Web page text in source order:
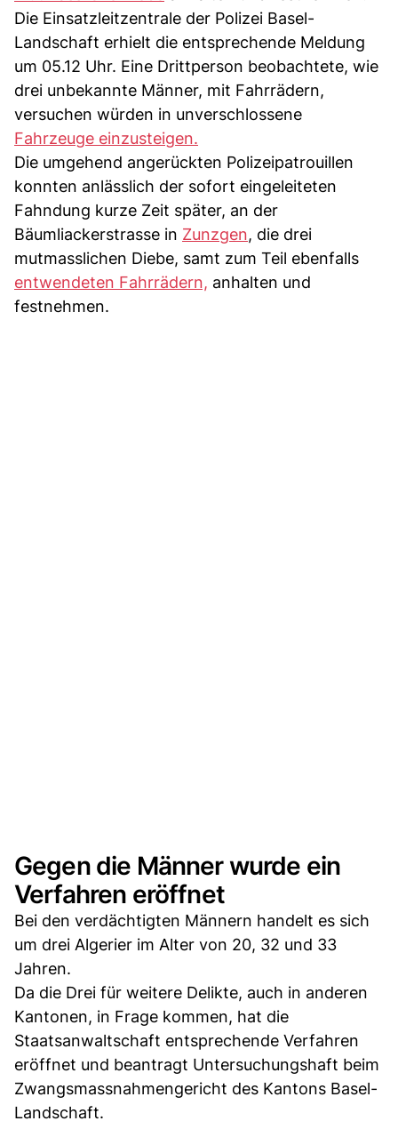
Die Einsatzleitzentrale der Polizei Basel-
Landschaft erhielt die entsprechende Meldung
um 05.12 Uhr. Eine Drittperson beobachtete, wie
drei unbekannte Männer, mit Fahrrädern,
versuchen würden in unverschlossene
Fahrzeuge einzusteigen.
Die umgehend angerückten Polizeipatrouillen
konnten anlässlich der sofort eingeleiteten
Fahndung kurze Zeit später, an der
Bäumliackerstrasse in Zunzgen, die drei
mutmasslichen Diebe, samt zum Teil ebenfalls
entwendeten Fahrrädern, anhalten und
festnehmen.
Gegen die Männer wurde ein
Verfahren eröffnet
Bei den verdächtigten Männern handelt es sich
um drei Algerier im Alter von 20, 32 und 33
Jahren.
Da die Drei für weitere Delikte, auch in anderen
Kantonen, in Frage kommen, hat die
Staatsanwaltschaft entsprechende Verfahren
eröffnet und beantragt Untersuchungshaft beim
Zwangsmassnahmengericht des Kantons Basel-
Landschaft.